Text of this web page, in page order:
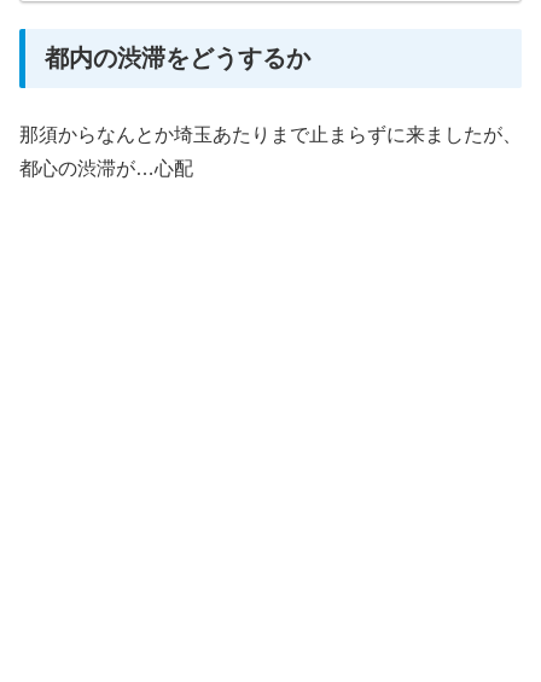
都内の渋滞をどうするか
那須からなんとか埼玉あたりまで止まらずに来ましたが、
都心の渋滞が…心配